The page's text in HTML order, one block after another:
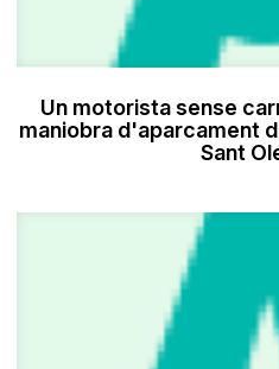
Un motorista sense
maniobra d'aparcament
Sant